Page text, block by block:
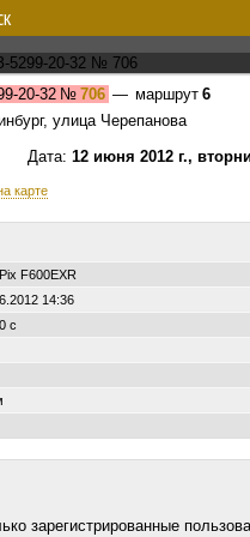
20-32 № 706 — маршрут 6
улица Черепанова
12 июня 2012 г.,
карте
F600EXR
14:36
с
зарегистрированные